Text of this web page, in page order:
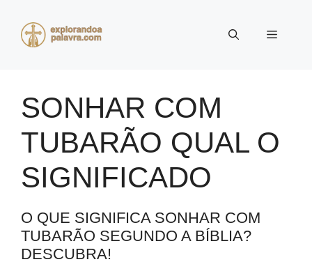
Menu
SONHAR COM
TUBARÃO QUAL O
SIGNIFICADO
O QUE SIGNIFICA SONHAR COM
TUBARÃO SEGUNDO A BÍBLIA?
DESCUBRA!